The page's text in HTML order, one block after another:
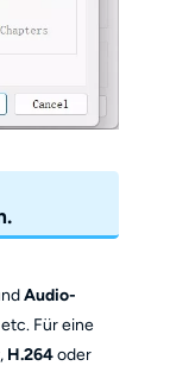
Audio-
Für eine
H.264oder